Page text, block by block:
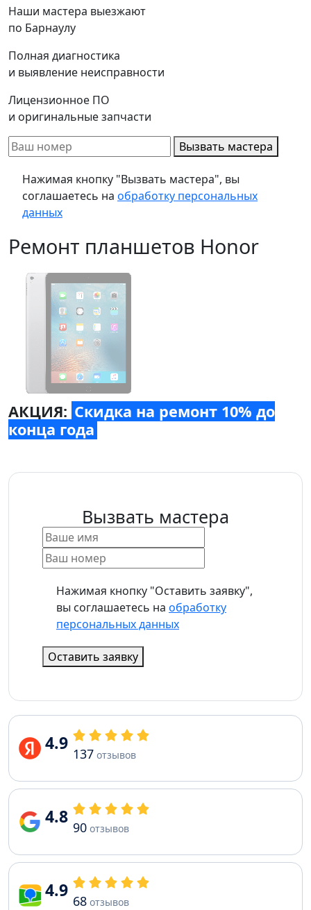
Наши мастера выезжают
по Барнаулу
Полная диагностика
и выявление неисправности
Лицензионное ПО
и оригинальные запчасти
Вызвать мастера
Нажимая кнопку "Вызвать мастера", вы
соглашаетесь на обработку персональных
данных
Ремонт планшетов Honor
АКЦИЯ: Скидка на ремонт 10% до
конца года
Вызвать мастера
Нажимая кнопку "Оставить заявку",
вы соглашаетесь на обработку
персональных данных
Оставить заявку
4.9 137 отзывов
4.8 90 отзывов
4.9 68 отзывов